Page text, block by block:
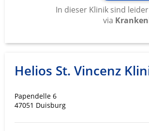
In dieser Klinik sind
via
Helios St. Vincenz
Papendelle 6
47051 Duisburg